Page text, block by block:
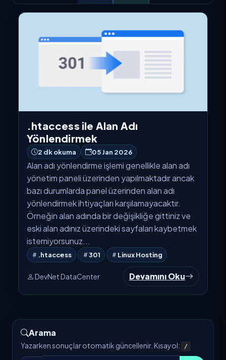
.htaccess ile Alan Adı
Yönlendirmek
2 dk okuma 05 Jan 2026
Alan adı yönlendirme işlemi genellikle alan adı
yönetim paneli üzerinden yapılmaktadır ancak
bazı durumlarda panel üzerinden alan adı
yönlendirmek ihtiyaçları karşılamayacaktır.
Örneğin alan adında bir değişikliğe gittiniz ve
eski alan adınız üzerindeki sayfaları kaybetmek
istemiyorsunuz...
.htaccess 301 Linux Hosting
DevNet DataCenter Devamını Oku
Arama
Yazarken sonuçlar otomatik güncellenir. Kısayol: /